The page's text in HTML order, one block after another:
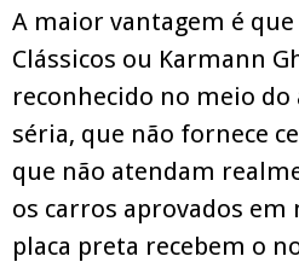
A maior vantagem é que
Clássicos ou Karmann
reconhecido no meio
séria, que não fornece
que não atendam
os carros aprovados
placa preta recebem o